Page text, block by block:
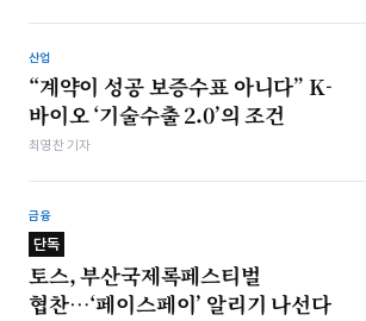
산업
“계약이 성공 보증수표 아니다” K-
바이오 ‘기술수출 2.0’의 조건
최영찬 기자
금융
단독
토스, 부산국제록페스티벌
협찬…‘페이스페이’ 알리기 나선다